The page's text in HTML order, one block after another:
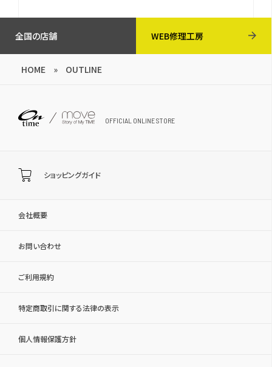
全国の店舗 WEB修理工房
HOME » OUTLINE
OFFICIAL ONLINE STORE
会社概要
お問い合わせ
ご利用規約
特定商取引に関する法律の表示
個人情報保護方針
ショッピングガイド